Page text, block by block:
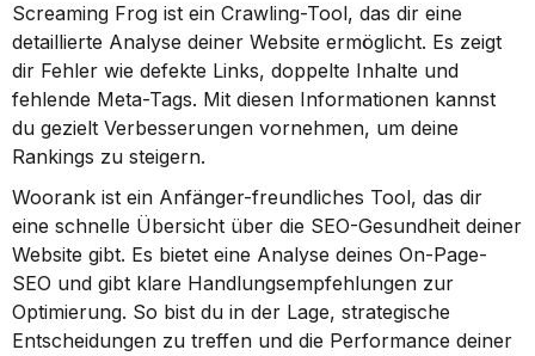
Screaming Frog ist ein Crawling-Tool, das dir eine
detaillierte Analyse deiner Website ermöglicht. Es zeigt
dir Fehler wie defekte Links, doppelte Inhalte und
fehlende Meta-Tags. Mit diesen Informationen kannst
du gezielt Verbesserungen vornehmen, um deine
Rankings zu steigern.
Woorank ist ein Anfänger-freundliches Tool, das dir
eine schnelle Übersicht über die SEO-Gesundheit deiner
Website gibt. Es bietet eine Analyse deines On-Page-
SEO und gibt klare Handlungsempfehlungen zur
Optimierung. So bist du in der Lage, strategische
Entscheidungen zu treffen und die Performance deiner